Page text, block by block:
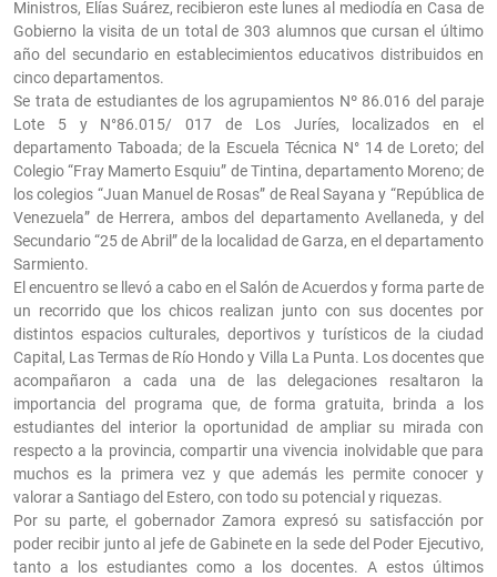
Ministros, Elías Suárez, recibieron este lunes al mediodía en Casa de
Gobierno la visita de un total de 303 alumnos que cursan el último
año del secundario en establecimientos educativos distribuidos en
cinco departamentos.
Se trata de estudiantes de los agrupamientos Nº 86.016 del paraje
Lote 5 y N°86.015/ 017 de Los Juríes, localizados en el
departamento Taboada; de la Escuela Técnica N° 14 de Loreto; del
Colegio “Fray Mamerto Esquiu” de Tintina, departamento Moreno; de
los colegios “Juan Manuel de Rosas” de Real Sayana y “República de
Venezuela” de Herrera, ambos del departamento Avellaneda, y del
Secundario “25 de Abril” de la localidad de Garza, en el departamento
Sarmiento.
El encuentro se llevó a cabo en el Salón de Acuerdos y forma parte de
un recorrido que los chicos realizan junto con sus docentes por
distintos espacios culturales, deportivos y turísticos de la ciudad
Capital, Las Termas de Río Hondo y Villa La Punta. Los docentes que
acompañaron a cada una de las delegaciones resaltaron la
importancia del programa que, de forma gratuita, brinda a los
estudiantes del interior la oportunidad de ampliar su mirada con
respecto a la provincia, compartir una vivencia inolvidable que para
muchos es la primera vez y que además les permite conocer y
valorar a Santiago del Estero, con todo su potencial y riquezas.
Por su parte, el gobernador Zamora expresó su satisfacción por
poder recibir junto al jefe de Gabinete en la sede del Poder Ejecutivo,
tanto a los estudiantes como a los docentes. A estos últimos